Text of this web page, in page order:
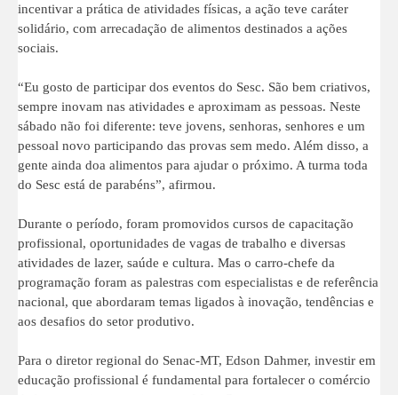
incentivar a prática de atividades físicas, a ação teve caráter
solidário, com arrecadação de alimentos destinados a ações
sociais.
“Eu gosto de participar dos eventos do Sesc. São bem criativos,
sempre inovam nas atividades e aproximam as pessoas. Neste
sábado não foi diferente: teve jovens, senhoras, senhores e um
pessoal novo participando das provas sem medo. Além disso, a
gente ainda doa alimentos para ajudar o próximo. A turma toda
do Sesc está de parabéns”, afirmou.
Durante o período, foram promovidos cursos de capacitação
profissional, oportunidades de vagas de trabalho e diversas
atividades de lazer, saúde e cultura. Mas o carro-chefe da
programação foram as palestras com especialistas e de referência
nacional, que abordaram temas ligados à inovação, tendências e
aos desafios do setor produtivo.
Para o diretor regional do Senac-MT, Edson Dahmer, investir em
educação profissional é fundamental para fortalecer o comércio